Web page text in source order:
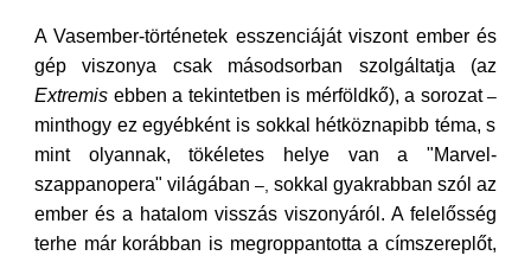
A Vasember-történetek esszenciáját viszont ember és
gép viszonya csak másodsorban szolgáltatja (az
Extremis ebben a tekintetben is mérföldkő), a sorozat –
minthogy ez egyébként is sokkal hétköznapibb téma, s
mint olyannak, tökéletes helye van a "Marvel-
szappanopera" világában –, sokkal gyakrabban szól az
ember és a hatalom visszás viszonyáról. A felelősség
terhe már korábban is megroppantotta a címszereplőt,